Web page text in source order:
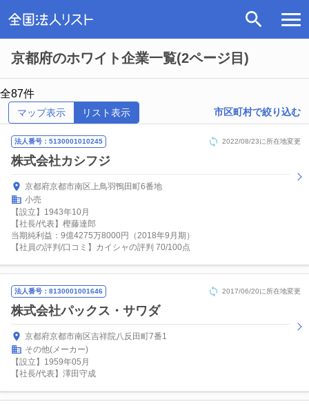
京都府のホワイト企業一覧(2ページ目)
全87件
マップ表示 リスト表示 市区町村で絞り込む
法人番号：5130001010245 2022/08/23に所在地変更
株式会社カシフジ
京都府京都市南区上鳥羽鴨田町6番地
小売
【設立】1943年10月
【社長/代表】樫藤達郎
当期純利益：9億4275万8000円（2018年9月期）
【社員の評判/口コミ】カイシャの評判 70/100点
法人番号：8130001001646 2017/06/20に所在地変更
株式会社パックス・サワダ
京都府京都市南区吉祥院八反田町7番1
その他(メーカー)
【設立】1959年05月
【社長/代表】澤田守成